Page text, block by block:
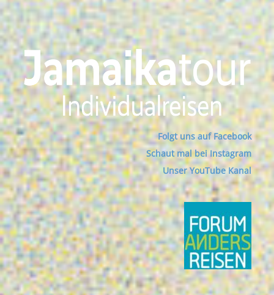
Folgt uns auf Facebook
Schaut mal bei Instagram
Unser YouTube Kanal